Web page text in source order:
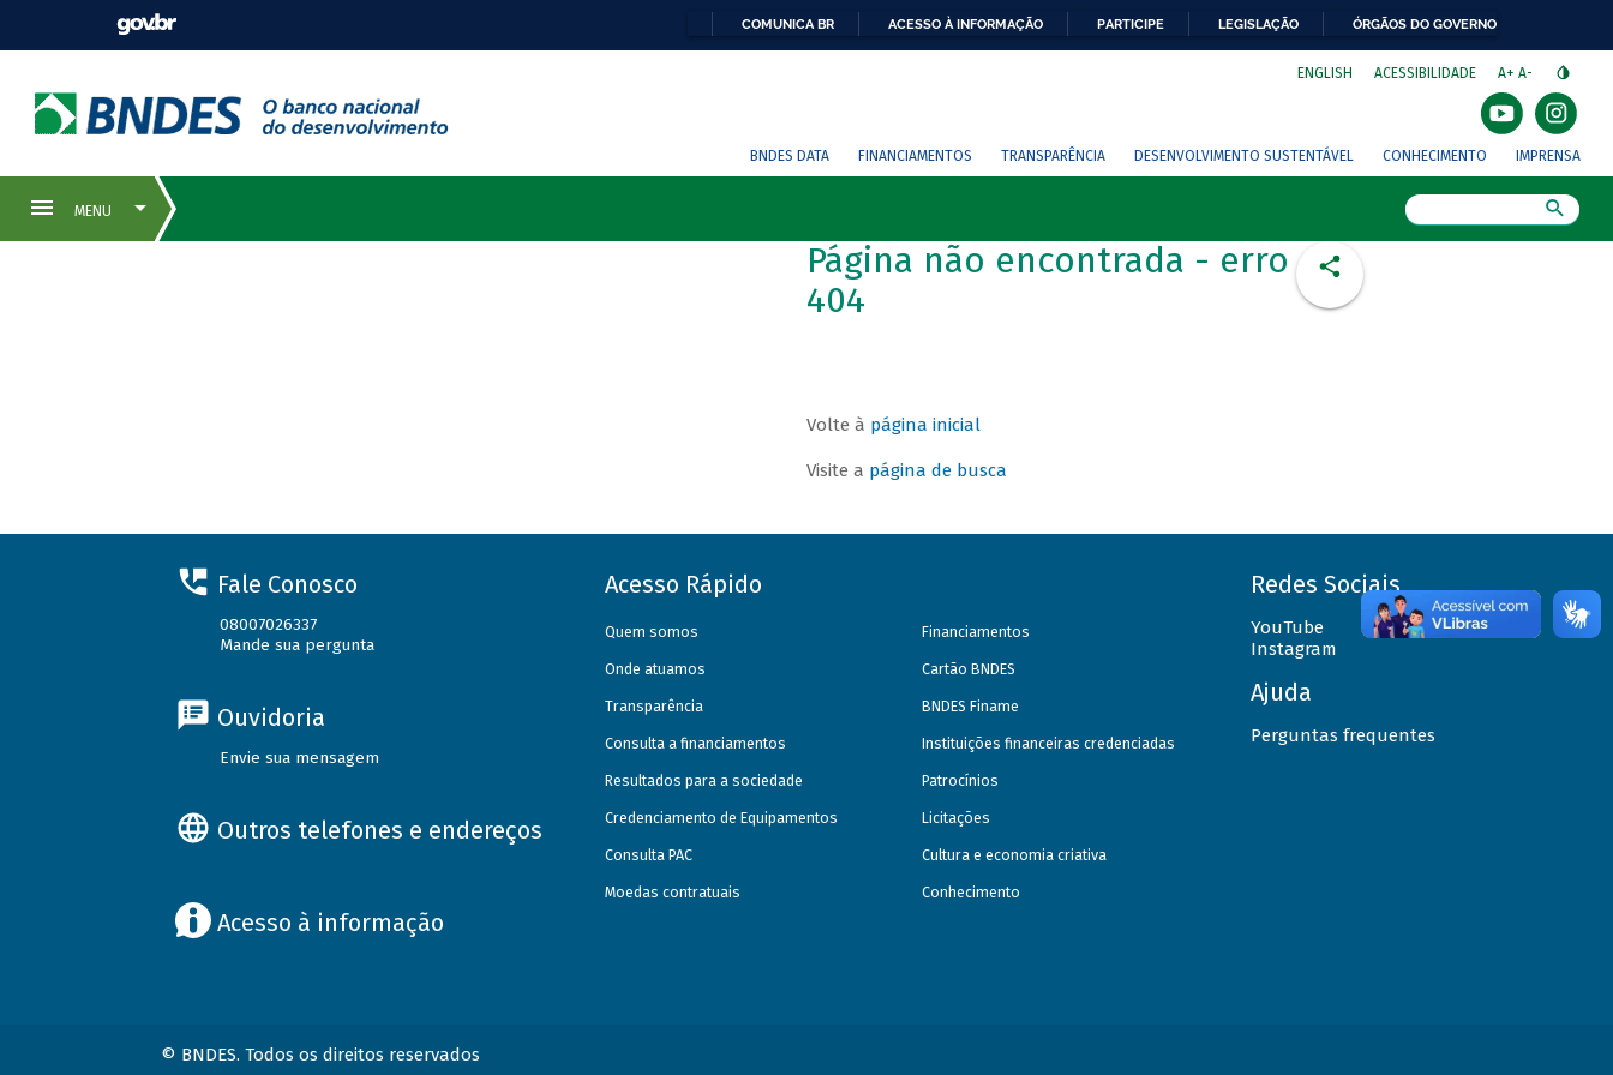
COMUNICA BR ACESSO À INFORMAÇÃO PARTICIPE LEGISLAÇÃO ÓRGÃOS DO GOVERNO
ENGLISH ACESSIBILIDADE A+ A-
BNDES DATA FINANCIAMENTOS TRANSPARÊNCIA DESENVOLVIMENTO SUSTENTÁVEL CONHECIMENTO IMPRENSA
Página não encontrada - erro
404
Volte à página inicial
Visite a página de busca
Fale Conosco
08007026337
Mande sua pergunta
Ouvidoria
Envie sua mensagem
Outros telefones e endereços
Acesso à informação
Acesso Rápido
Quem somos
Onde atuamos
Transparência
Consulta a financiamentos
Resultados para a sociedade
Credenciamento de Equipamentos
Consulta PAC
Moedas contratuais
Financiamentos
Cartão BNDES
BNDES Finame
Instituições financeiras credenciadas
Patrocínios
Licitações
Cultura e economia criativa
Conhecimento
Redes Sociais
YouTube
Instagram
Ajuda
Perguntas frequentes
© BNDES. Todos os direitos reservados